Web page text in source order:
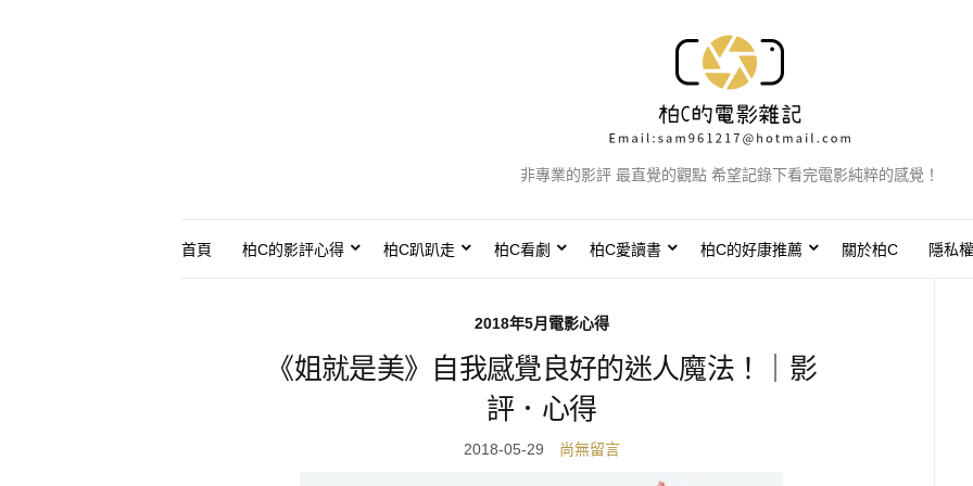
非專業的影評 最直覺的觀點 希望記錄下看完電影純粹的感覺！
首頁 柏C的影評心得 柏C趴趴走 柏C看劇 柏C愛讀書 柏C的好康推薦 關於柏C 隱私
2018年5月電影心得
《姐就是美》自我感覺良好的迷人魔法！｜影
評．心得
2018-05-29 尚無留言